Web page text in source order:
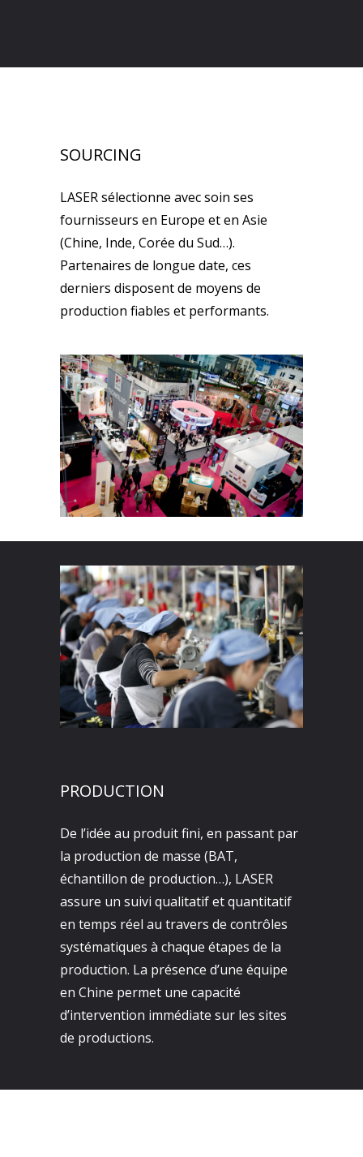
SOURCING
LASER sélectionne avec soin ses
fournisseurs en Europe et en Asie
(Chine, Inde, Corée du Sud…).
Partenaires de longue date, ces
derniers disposent de moyens de
production fiables et performants.
PRODUCTION
De l’idée au produit fini, en passant par
la production de masse (BAT,
échantillon de production…), LASER
assure un suivi qualitatif et quantitatif
en temps réel au travers de contrôles
systématiques à chaque étapes de la
production. La présence d’une équipe
en Chine permet une capacité
d’intervention immédiate sur les sites
de productions.